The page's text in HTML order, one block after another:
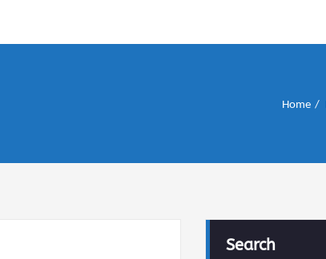
Home
Search